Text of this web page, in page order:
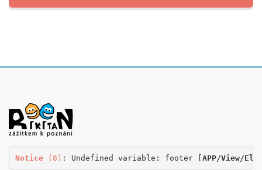
Notice (8) : Undefined variable: footer [APP/View/